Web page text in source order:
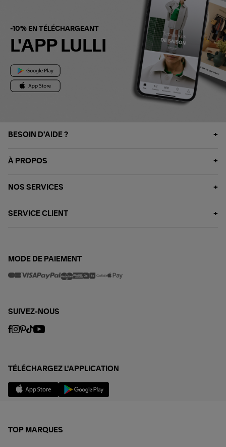
-10% EN TÉLÉCHARGEANT
L'APP LULLI
BESOIN D'AIDE ?
À PROPOS
NOS SERVICES
SERVICE CLIENT
MODE DE PAIEMENT
SUIVEZ-NOUS
TÉLÉCHARGEZ L'APPLICATION
TOP MARQUES